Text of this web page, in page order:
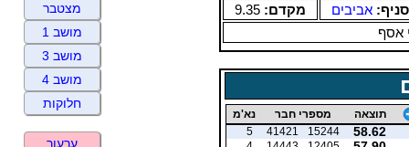
סניף: אביבים מקדם: 9.35
אסף
תוצאה מספרי חבר נא'מ
58.62
15244
41421
5
מצטבר
מושב 1
מושב 3
מושב 4
חלוקות
ערעור